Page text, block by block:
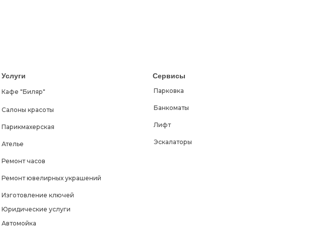
Услуги Сервисы
Кафе "Биляр"
Салоны красоты
Парикмахерская
Ателье
Ремонт часов
Ремонт ювелирных украшений
Изготовление ключей
Автомойка
Парковка
Банкоматы
Лифт
Эскалаторы
Юридические услуги